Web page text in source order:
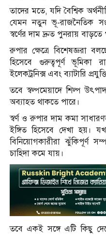
তাদের মতে, যদি বৈশ্বিক
যেমন নতুন ভূ-রাজনৈতিক
স্বর্ণের দাম দ্রুত পুনরায় বাড়তে
রুপার ক্ষেত্রে বিশেষজ্ঞরা
হিসেবে গুরুত্বপূর্ণ ভূমিকা
ইলেকট্রনিক্স এবং ব্যাটারি
তবে স্বল্পমেয়াদে শিল্প
অব্যাহত থাকতে পারে।
স্বর্ণ ও রুপার দাম কমা
ইঙ্গিত হিসেবে দেখা হয়।
বিনিয়োগকারীরা ঝুঁকিপূর্ণ
চাহিদা কমে যায়।
তবে একই সঙ্গে এটি কিছু